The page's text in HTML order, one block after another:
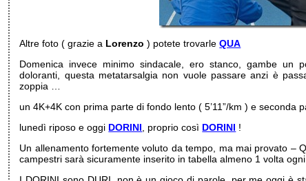
Altre foto ( grazie a Lorenzo ) potete trovarleQUA
Domenica invece minimo sindacale, ero stanco, gambe un
doloranti, questa metatarsalgia non vuole passare anzi è
zoppia …
un 4K+4K con prima parte di fondo lento ( 5’11”/km ) e seconda
lunedì riposo e oggi DORINI , proprio così DORINI !
Un allenamento fortemente voluto da tempo, ma mai provato –
campestri sarà sicuramente inserito in tabella almeno 1 volta